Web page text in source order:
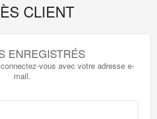
CLIENT
ENREGISTRÉS
vous avec votre adresse e-
mail.